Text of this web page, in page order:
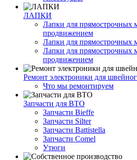
ЛАПКИ
Лапки для
продвижением
Лапки для прямострочных
Лапки для прямострочных
продвижением
Ремонт электроники для
Что мы ремонтируем
Запчасти для ВТО
Запчасти Bieffe
Запчасти Silter
Запчасти Battistella
Запчасти Comel
Утюги